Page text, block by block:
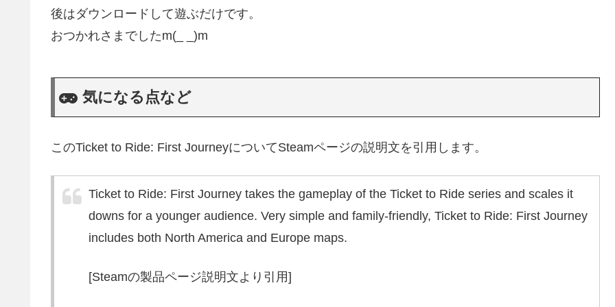
後はダウンロードして遊ぶだけです。
おつかれさまでしたm(_ _)m
気になる点など
このTicket to Ride: First JourneyについてSteamページの説明文を引用します。
Ticket to Ride: First Journey takes the gameplay of the Ticket to Ride series and scales it
downs for a younger audience. Very simple and family-friendly, Ticket to Ride: First Journey
includes both North America and Europe maps.
[Steamの製品ページ説明文より引用]